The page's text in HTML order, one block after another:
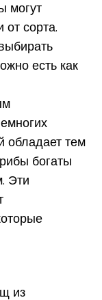
могут
от сорта.
есть как
обладает тем
богаты
Эти
из